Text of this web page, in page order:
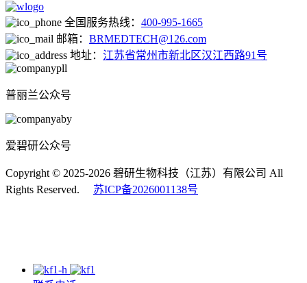
全国服务热线： 400-995-1665
邮箱： BRMEDTECH@126.com
地址： 江苏省常州市新北区汉江西路91号
普丽兰公众号
爱碧研公众号
Copyright © 2025-2026 碧研生物科技（江苏）有限公司 All
Rights Reserved. 苏ICP备2026001138号